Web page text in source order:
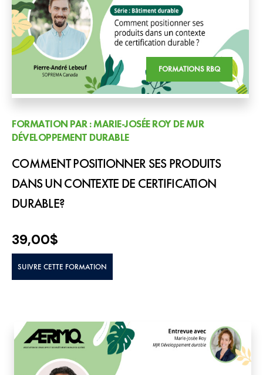
FORMATIONS RBQ
FORMATION PAR : MARIE-JOSÉE ROY DE MJR
DÉVELOPPEMENT DURABLE
COMMENT POSITIONNER SES PRODUITS
DANS UN CONTEXTE DE CERTIFICATION
DURABLE?
39,00$
SUIVRE CETTE FORMATION